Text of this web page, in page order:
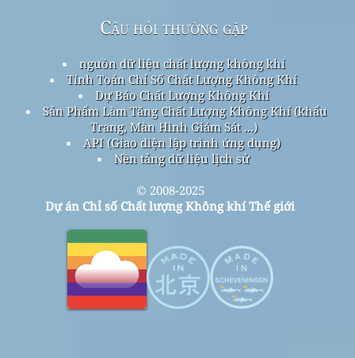
Câu hỏi thường gặp
nguồn dữ liệu chất lượng không khí
Tính Toán Chỉ Số Chất Lượng Không Khí
Dự Báo Chất Lượng Không Khí
Sản Phẩm Làm Tăng Chất Lượng Không Khí (khẩu
Trang, Màn Hình Giám Sát ...)
API (Giao diện lập trình ứng dụng)
Nền tảng dữ liệu lịch sử
© 2008-2025
Dự án Chỉ số Chất lượng Không khí Thế giới